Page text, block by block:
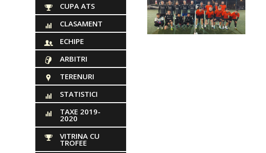
CUPA ATS
CLASAMENT
ECHIPE
ARBITRI
TERENURI
STATISTICI
TAXE 2019-
2020
VITRINA CU
TROFEE